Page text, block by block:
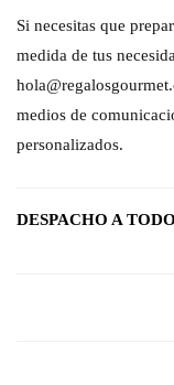
Si necesitas que
medida de tus
medios de
personalizados.
DESPACHO A